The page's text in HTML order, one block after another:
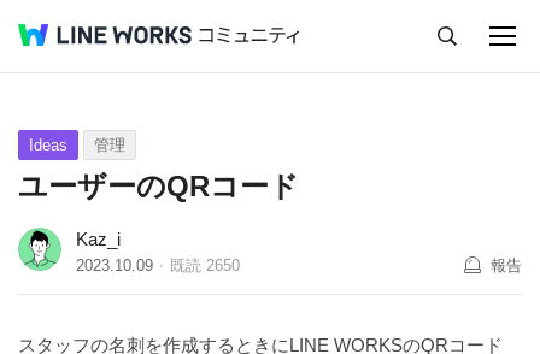
Q&A Tips Ideas
Ideas 管理
ユーザーのQRコード
Kaz_i
2023.10.09 既読 2650 報告
スタッフの名刺を作成するときにLINE WORKSのQRコード